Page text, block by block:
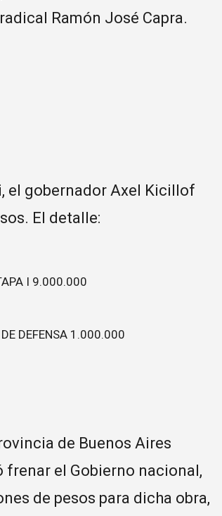
Ramón José Capra.
el gobernador Axel Kicillof
El detalle:
I 9.000.000
DE DEFENSA 1.000.000
de Buenos Aires
frenar el Gobierno nacional,
de pesos para dicha obra,